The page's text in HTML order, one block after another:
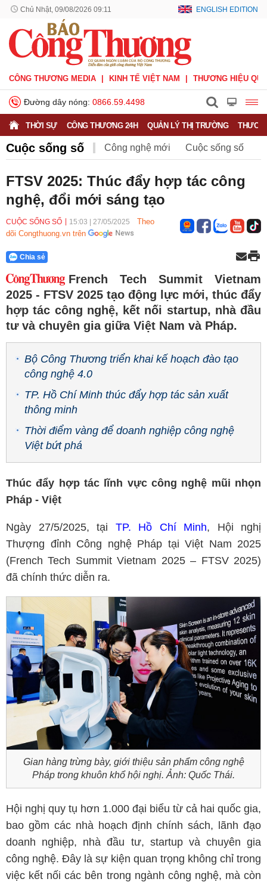
Chủ Nhật, 09/08/2026 09:11 ENGLISH EDITION
CÔNG THƯƠNG MEDIA KINH TẾ VIỆT NAM THƯƠNG HIỆU
Đường dây nóng: 0866.59.4498
THỜI SỰ CÔNG THƯƠNG 24H QUẢN LÝ THỊ TRƯỜNG
Cuộc sống số Công nghệ mới Cuộc sống số
Tin ô tô - xe máy
FTSV 2025: Thúc đẩy hợp tác công
nghệ, đổi mới sáng tạo
CUỘC SỐNG SỐ 15:03 27/05/2025
Theo
dõi Congthuong.vn trên
Chia sẻ
French Tech Summit Vietnam
2025 - FTSV 2025 tạo động lực mới, thúc đẩy
hợp tác công nghệ, kết nối startup, nhà đầu
tư và chuyên gia giữa Việt Nam và Pháp.
Bộ Công Thương triển khai kế hoạch đào tạo
công nghệ 4.0
TP. Hồ Chí Minh thúc đẩy hợp tác sản xuất
thông minh
Thời điểm vàng để doanh nghiệp công nghệ
Việt bứt phá
Thúc đẩy hợp tác lĩnh vực công nghệ mũi nhọn
Pháp - Việt
Ngày 27/5/2025, tại TP. Hồ Chí Minh, Hội nghị
Thượng đỉnh Công nghệ Pháp tại Việt Nam 2025
(French Tech Summit Vietnam 2025 – FTSV 2025)
đã chính thức diễn ra.
Gian hàng trừng bày, giới thiệu sản phẩm công nghệ
Pháp trong khuôn khổ hội nghị. Ảnh: Quốc Thái.
Hội nghị quy tụ hơn 1.000 đại biểu từ cả hai quốc gia,
bao gồm các nhà hoạch định chính sách, lãnh đạo
doanh nghiệp, nhà đầu tư, startup và chuyên gia
công nghệ. Đây là sự kiện quan trọng không chỉ trong
việc kết nối các bên trong ngành công nghệ, mà còn